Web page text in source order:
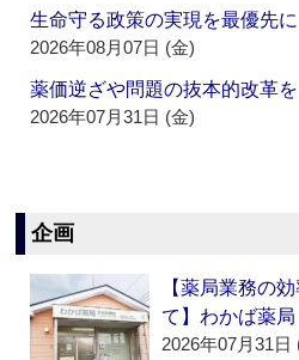
生命守る政策の実現を最優先に
2026年08月07日 (金)
薬価逆ざや問題の抜本的改革を
2026年07月31日 (金)
企画
【薬局業務の
て】わかば薬局
2026年07月31日